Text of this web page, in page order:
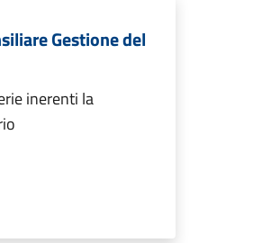
Gestione del
inerenti la